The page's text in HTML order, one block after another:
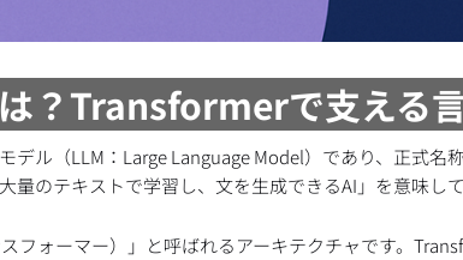
？Transformerで支える
デル（LLM：Large Language Model）であり、正式名
のテキストで学習し、文を生成できるAI」を意味して
フォーマー）」と呼ばれるアーキテクチャです。